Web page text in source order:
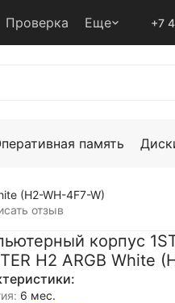
Проверка Еще +7
память
(H2-WH-4F7-W)
отзыв
корпус
H2 ARGB White
6 мес.